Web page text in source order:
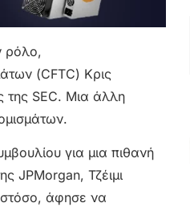
ρόλο,
(CFTC) Κρις
της SEC. Μια άλλη
για μια πιθανή
JPMorgan, Τζέιμι
άφησε να